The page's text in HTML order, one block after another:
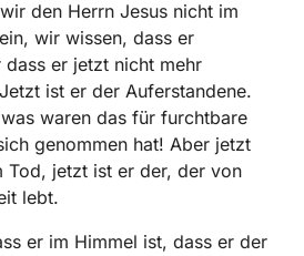
den Herrn Jesus nicht im
wir wissen, dass er
er jetzt nicht mehr
ist er der Auferstandene.
waren das für furchtbare
genommen hat! Aber jetzt
Tod, jetzt ist er der, der von
lebt.
er im Himmel ist, dass er der